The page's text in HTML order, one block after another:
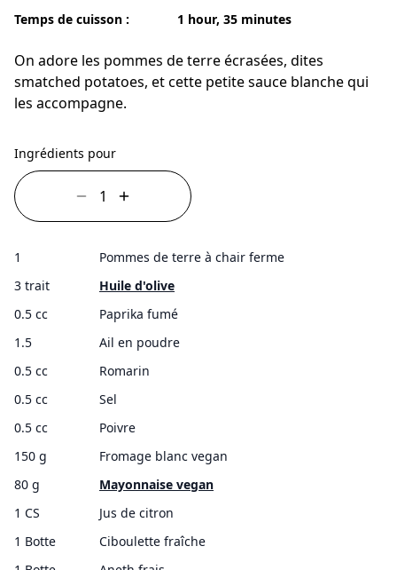
Temps de cuisson :
1 hour, 35 minutes
On adore les pommes de terre écrasées, dites
smatched potatoes, et cette petite sauce blanche qui
les accompagne.
Ingrédients pour
1
Pommes de terre à chair ferme
3 trait
Huile d'olive
0.5 cc
Paprika fumé
1.5
Ail en poudre
0.5 cc
Romarin
0.5 cc
Sel
0.5 cc
Poivre
150 g
Fromage blanc vegan
80 g
Mayonnaise vegan
1 CS
Jus de citron
1 Botte
Ciboulette fraîche